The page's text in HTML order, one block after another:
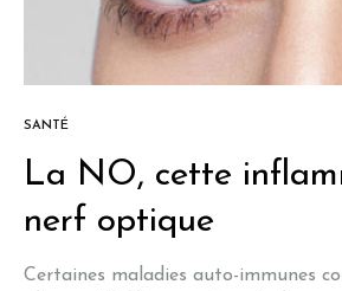
SANTÉ
La NO, cette
nerf optique
Certaines maladies auto-immunes